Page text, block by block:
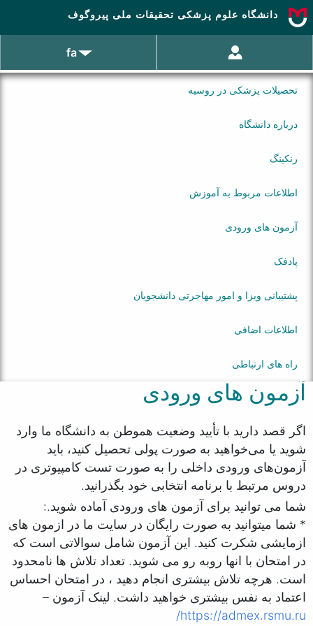
دانشگاه علوم پزشکی تحقیقات ملی پیروگوف
fa
تحصیلات پزشکی در روسیه
درباره دانشگاه
رنکینگ
اطلاعات مربوط به آموزش
آزمون های ورودی
پادفک
پشتیبانی ویزا و امور مهاجرتی دانشجویان
اطلاعات اضافی
راه های ارتباطی
آزمون های ورودی
اگر قصد دارید با تأیید وضعیت هموطن به دانشگاه ما وارد
شوید یا می‌خواهید به صورت پولی تحصیل کنید، باید
آزمون‌های ورودی داخلی را به صورت تست کامپیوتری در
دروس مرتبط با برنامه انتخابی خود بگذرانید.
شما می توانید برای آزمون های ورودی آماده شوید.:
* شما میتوانید به صورت رایگان در سایت ما در ازمون های
ازمایشی شکرت کنید. این آزمون شامل سوالاتی است که
در امتحان با انها روبه رو می شوید. تعداد تلاش ها نامحدود
است. هرچه تلاش بیشتری انجام دهید ، در امتحان احساس
اعتماد به نفس بیشتری خواهید داشت. لینک آزمون –
https://admex.rsmu.ru/​​​​​​​